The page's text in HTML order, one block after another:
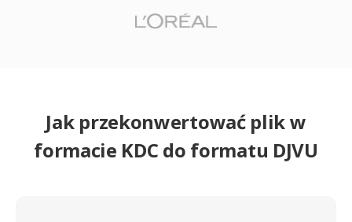
Jak przekonwertować plik w
formacie KDC do formatu DJVU